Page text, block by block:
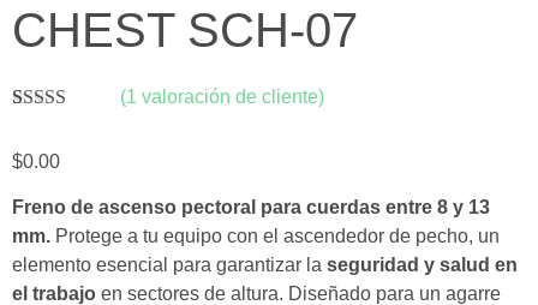
CHEST SCH-07
base a
un cliente
(1 valoración de cliente)
$0.00
Freno de ascenso pectoral para cuerdas entre 8 y 13
mm. Protege a tu equipo con el ascendedor de pecho, un
elemento esencial para garantizar la seguridad y salud en
el trabajo en sectores de altura. Diseñado para un agarre